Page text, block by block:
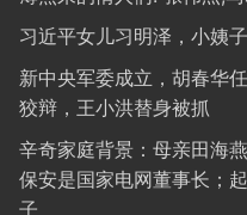
习近平女儿习明泽，小姨
新中央军委成立，胡春华
狡辩，王小洪替身被抓
辛奇家庭背景：母亲田海
保安是国家电网董事长；
子